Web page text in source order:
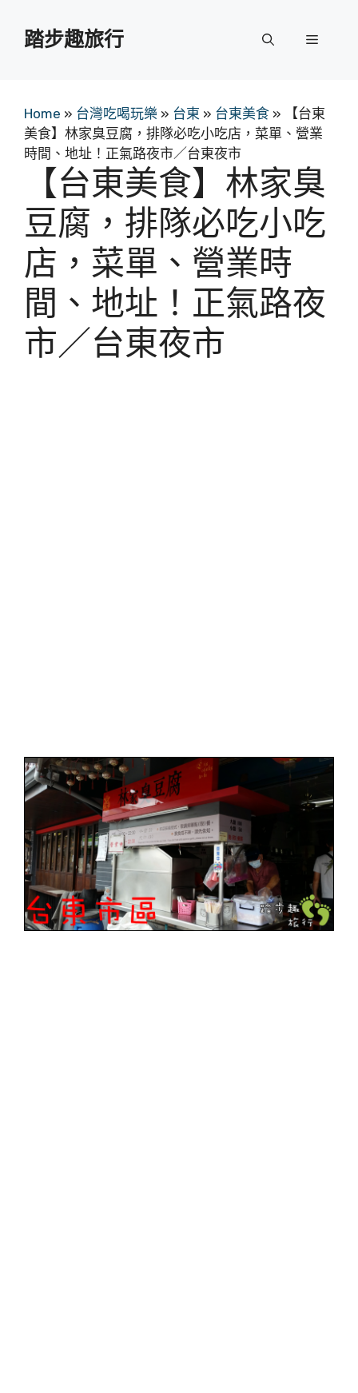
踏步趣旅行 選
Home » 台灣吃喝玩樂 » 台東 » 台東美食 » 【台東
美食】林家臭豆腐，排隊必吃小吃店，菜單、營業
時間、地址！正氣路夜市／台東夜市
【台東美食】林家臭
豆腐，排隊必吃小吃
店，菜單、營業時
間、地址！正氣路夜
市／台東夜市